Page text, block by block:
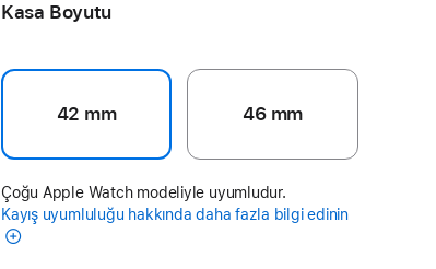
Kasa Boyutu
42 mm 46 mm
Çoğu Apple Watch modeliyle uyumludur.
Kayış uyumluluğu hakkında daha fazla bilgi edinin